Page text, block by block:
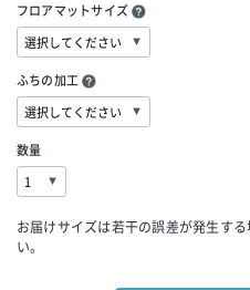
フロアマットサイズ
ふちの加工
数量
お届けサイズは若干の誤差が発生す
い。